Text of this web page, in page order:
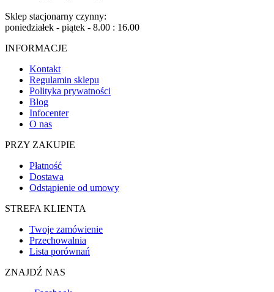
Sklep stacjonarny czynny:
poniedziałek - piątek - 8.00 : 16.00
INFORMACJE
Kontakt
Regulamin sklepu
Polityka prywatności
Blog
Infocenter
O nas
PRZY ZAKUPIE
Płatność
Dostawa
Odstąpienie od umowy
STREFA KLIENTA
Twoje zamówienie
Przechowalnia
Lista porównań
ZNAJDŹ NAS